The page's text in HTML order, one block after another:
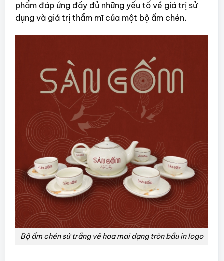
phẩm đáp ứng đầy đủ những yếu tố về giá trị sử
dụng và giá trị thẩm mĩ của một bộ ấm chén.
Bộ ấm chén sứ trắng vẽ hoa mai dạng tròn bầu in logo